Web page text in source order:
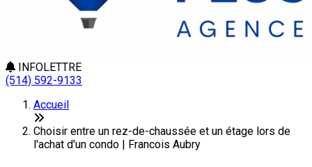
INFOLETTRE
(514) 592-9133
Accueil
Choisir entre un rez-de-chaussée et un étage lors de
l'achat d'un condo | Francois Aubry